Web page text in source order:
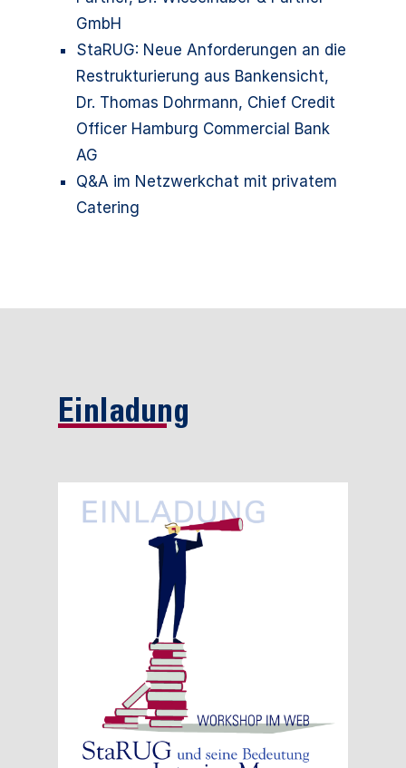
GmbH
StaRUG: Neue Anforderungen an die
Restrukturierung aus Bankensicht,
Dr. Thomas Dohrmann, Chief Credit
Officer Hamburg Commercial Bank
AG
Q&A im Netzwerkchat mit privatem
Catering
Einladung